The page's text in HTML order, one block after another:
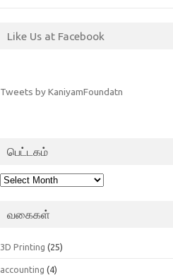
Like Us at Facebook
Tweets by KaniyamFoundatn
பெட்டகம்
பெட்டகம்
வகைகள்
3D Printing (25)
accounting (4)